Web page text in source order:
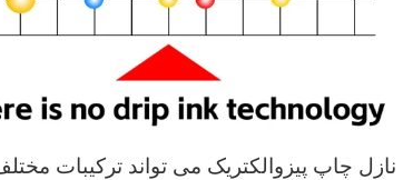
نازل چاپ پیزوالکتریک می تواند ترکیبات